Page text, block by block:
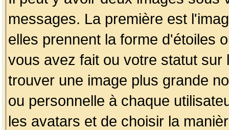
messages. La première est
elles prennent la forme d'étoiles
vous avez fait ou votre statut
trouver une image plus grande
ou personnelle à chaque
les avatars et de choisir la